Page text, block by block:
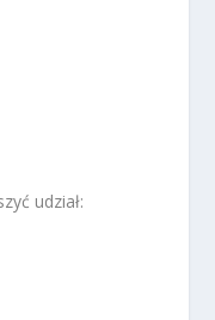
udział: